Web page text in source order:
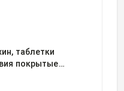
таблетки
покрытые